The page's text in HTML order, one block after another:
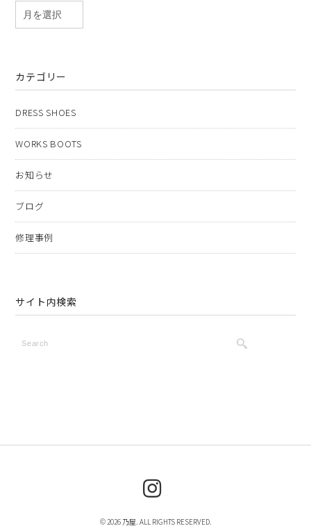
カテゴリー
DRESS SHOES
WORKS BOOTS
お知らせ
ブログ
修理事例
サイト内検索
© 2026 乃屋. ALL RIGHTS RESERVED.